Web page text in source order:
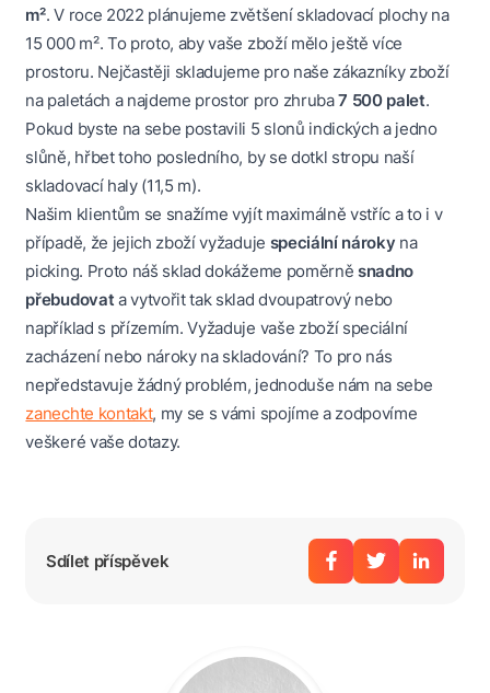
m². V roce 2022 plánujeme zvětšení skladovací plochy na
15 000 m². To proto, aby vaše zboží mělo ještě více
prostoru. Nejčastěji skladujeme pro naše zákazníky zboží
na paletách a najdeme prostor pro zhruba7 500 palet.
Pokud byste na sebe postavili 5 slonů indických a jedno
slůně, hřbet toho posledního, by se dotkl stropu naší
skladovací haly (11,5 m).
Našim klientům se snažíme vyjít maximálně vstříc a to i v
případě, že jejich zboží vyžaduje speciální nároky na
picking. Proto náš sklad dokážeme poměrně snadno
přebudovat a vytvořit tak sklad dvoupatrový nebo
například s přízemím. Vyžaduje vaše zboží speciální
zacházení nebo nároky na skladování? To pro nás
nepředstavuje žádný problém, jednoduše nám na sebe
zanechte kontakt, my se s vámi spojíme a zodpovíme
veškeré vaše dotazy.
Sdílet příspěvek